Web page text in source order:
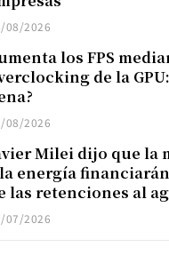
08/2026
los FPS
de la
08/2026
Milei dijo que la
energía
las retenciones al
07/2026